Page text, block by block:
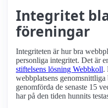
Integritet
föreningar
Integriteten är hur bra
personliga integritet. Det är
stiftelsens lösning Webbkoll.
webbplatsens
genomförda de senaste 15
har på den tiden hunnits